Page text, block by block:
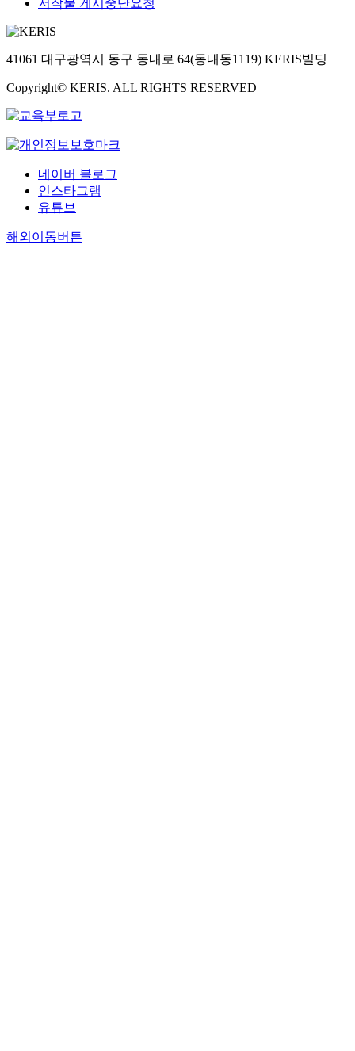
저작물 게시중단요청
41061 대구광역시 동구 동내로 64(동내동1119) KERIS빌딩
Copyright© KERIS. ALL RIGHTS RESERVED
네이버 블로그
인스타그램
유튜브
해외이동버튼